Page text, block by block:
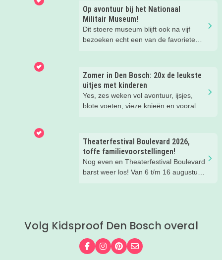
het hele gezin. In het water, op het
strand, in de speeltuin of in het gras!
Tijd om lekker aftekoelen in het
zwemwater.
Op avontuur bij het Nationaal
Militair Museum!
Dit stoere museum blijft ook na vijf
bezoeken echt een van de favoriete
ze zo leuk vinden aan het NMM. ‘De
mega coole vliegtuigen overal’, ‘de
stormbaan buiten’, ‘de Xplore’ en het
'zelf in een mini-jeep rijden’. Voor ons
Zomer in Den Bosch: 20x de leukste
uitjes met kinderen
Yes, zes weken vol avontuur, ijsjes,
blote voeten, vieze knieën en vooral
zomertips, een gratis bucketlist én
zelfs een exclusieve Kidsproof-deal
voor je verzameld.
Theaterfestival Boulevard 2026,
toffe familievoorstellingen!
Nog even en Theaterfestival Boulevard
barst weer los! Van 6 t/m 16 augustus
gezellige familieplein IK MAAK MEE.
is, hebben wij de leukste tips per dag
voor je verzameld. Zo kies je makkelijk
Volg Kidsproof Den Bosch overal
Volg ons op Facebook
Volg ons op Instagram
Volg ons op Pinterest
Mail ons